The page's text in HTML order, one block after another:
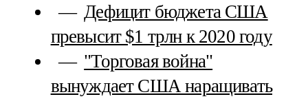
Дефицит бюджета США
превысит $1 трлн к 2020 году
"Торговая война"
вынуждает США наращивать